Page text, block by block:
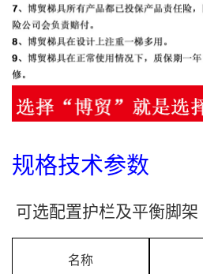
规格技术参数
可选配置护栏及平衡脚架
名称